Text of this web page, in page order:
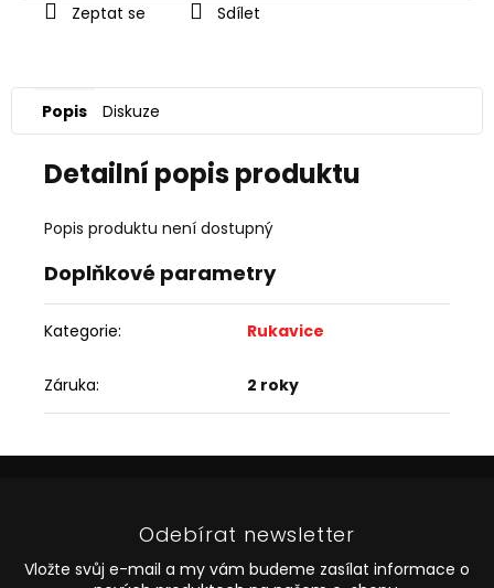
Zeptat se Sdílet
Popis Diskuze
Detailní popis produktu
Popis produktu není dostupný
Doplňkové parametry
Kategorie: Rukavice
Záruka: 2 roky
Odebírat newsletter
Vložte svůj e-mail a my vám budeme zasílat informace o